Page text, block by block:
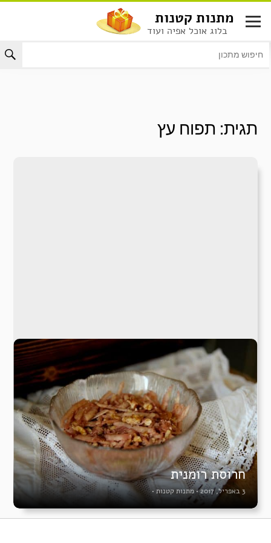
לתוכן
מתנות קטנות
בלוג אוכל אפיה ועוד
תגית: תפוח עץ
חרוסת רומנית
3 באפריל, 2017 •מתנות קטנות •